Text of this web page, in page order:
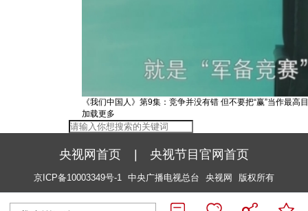
《我们中国人》第9集：竞争并没有错 但不要把“赢”当作最高
加载更多
央视网首页 | 央视节目官网首页
京ICP备10003349号-1 中央广播电视总台 央视网 版权所有